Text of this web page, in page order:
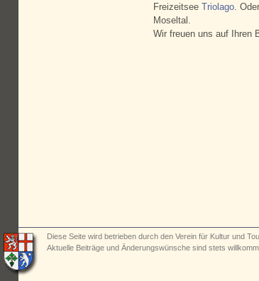
Freizeitsee Triolago.
Moseltal.
Wir freuen uns auf Ihren
Diese Seite wird betrieben durch den Verein für Kultur und
Aktuelle Beiträge und Änderungswünsche sind stets